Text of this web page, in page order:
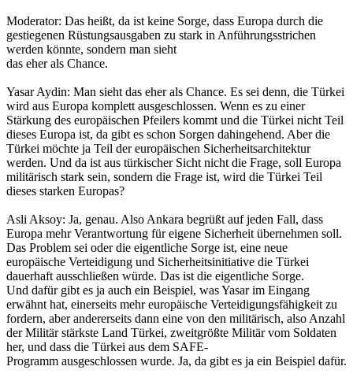
Moderator: Das heißt, da ist keine Sorge, dass Europa durch die
gestiegenen Rüstungsausgaben zu stark in Anführungsstrichen
werden könnte, sondern man sieht
das eher als Chance.
Yasar Aydin: Man sieht das eher als Chance. Es sei denn, die Türkei
wird aus Europa komplett ausgeschlossen. Wenn es zu einer
Stärkung des europäischen Pfeilers kommt und die Türkei nicht Teil
dieses Europa ist, da gibt es schon Sorgen dahingehend. Aber die
Türkei möchte ja Teil der europäischen Sicherheitsarchitektur
werden. Und da ist aus türkischer Sicht nicht die Frage, soll Europa
militärisch stark sein, sondern die Frage ist, wird die Türkei Teil
dieses starken Europas?
Asli Aksoy: Ja, genau. Also Ankara begrüßt auf jeden Fall, dass
Europa mehr Verantwortung für eigene Sicherheit übernehmen soll.
Das Problem sei oder die eigentliche Sorge ist, eine neue
europäische Verteidigung und Sicherheitsinitiative die Türkei
dauerhaft ausschließen würde. Das ist die eigentliche Sorge.
Und dafür gibt es ja auch ein Beispiel, was Yasar im Eingang
erwähnt hat, einerseits mehr europäische Verteidigungsfähigkeit zu
fordern, aber andererseits dann eine von den militärisch, also Anzahl
der Militär stärkste Land Türkei, zweitgrößte Militär vom Soldaten
her, und dass die Türkei aus dem SAFE-
Programm ausgeschlossen wurde. Ja, da gibt es ja ein Beispiel dafür.